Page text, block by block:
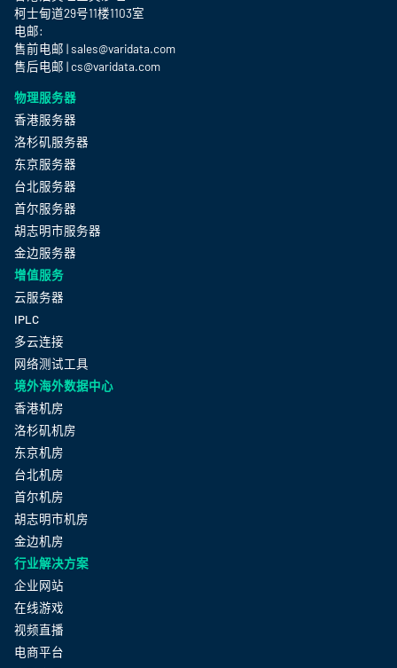
柯士甸道29号11楼1103室
电邮:
售前电邮 | sales@varidata.com
售后电邮 | cs@varidata.com
物理服务器
香港服务器
洛杉矶服务器
东京服务器
台北服务器
首尔服务器
胡志明市服务器
金边服务器
增值服务
云服务器
IPLC
多云连接
网络测试工具
境外海外数据中心
香港机房
洛杉矶机房
东京机房
台北机房
首尔机房
胡志明市机房
金边机房
行业解决方案
企业网站
在线游戏
视频直播
电商平台